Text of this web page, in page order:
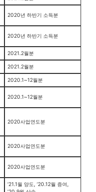
2020년 하반기 소득분
2020년 하반기 소득분
2021.2월분
2021.2월분
2020.1~12월분
2020.1~12월분
2020사업연도분
2020사업연도분
2020사업연도분
’21.1월 양도, ’20.12월 증여,